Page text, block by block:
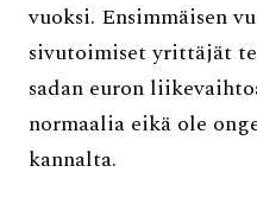
vuoksi. Ensimmäisen
sivutoimiset yrittäjät
sadan euron
normaalia eikä ole
kannalta.